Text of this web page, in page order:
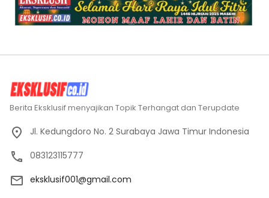
Berita Eksklusif menyajikan Topik Terhangat dan Terupdate
Jl. Kedungdoro No. 2 Surabaya Jawa Timur Indonesia
083123115777
eksklusif001@gmail.com